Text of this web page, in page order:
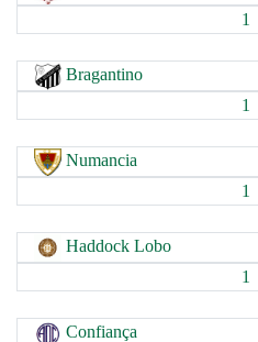
1
Bragantino
1
Numancia
1
Haddock Lobo
1
Confiança